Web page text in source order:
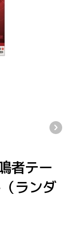
者テー
ランダ